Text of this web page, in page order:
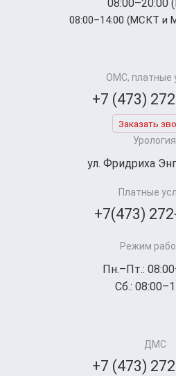
08:00–20:00
08:00–14:00 (МСКТ и
ОМС, платные
+7 (473)
Заказать
ул. Фридриха
Платные
+7(473)
Режим
Пн.–Пт.:
Сб.:
ДМС
+7 (473)